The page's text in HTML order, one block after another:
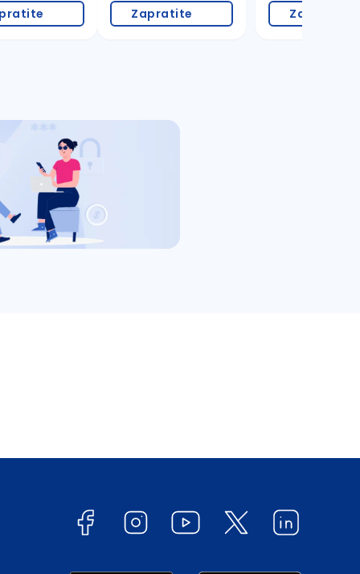
Zapratite Zapratite